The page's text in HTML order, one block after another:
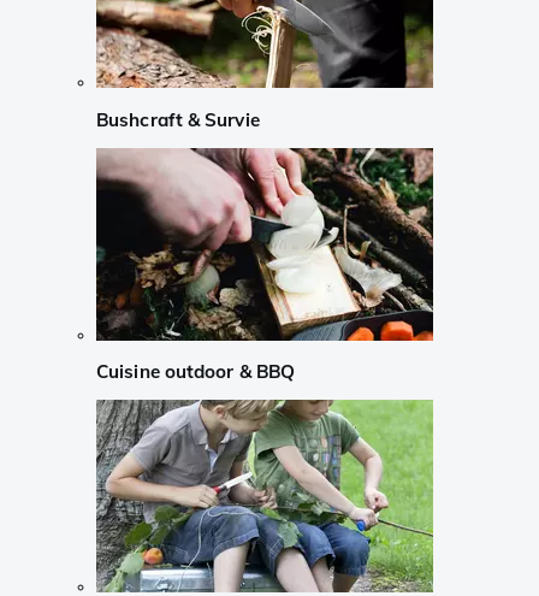
Bushcraft & Survie
Cuisine outdoor & BBQ